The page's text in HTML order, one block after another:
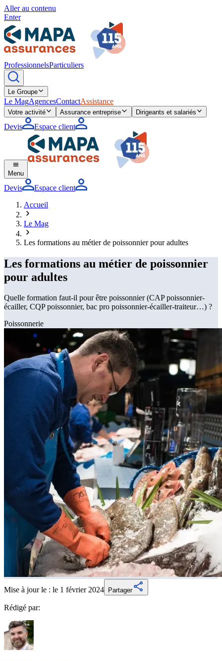
Aller au contenu
Enter
ProfessionnelsParticuliers
Le Groupe
Le MagAgencesContactAssistance
Votre activité Assurance entreprise Dirigeants et salariés
Devis Espace client
Menu
Devis
Espace client
Accueil
Le Mag
Les formations au métier de poissonnier pour adultes
Les formations au métier de poissonnier
pour adultes
Quelle formation faut-il pour être poissonnier (CAP poissonnier-
écailler, CQP poissonnier, bac pro poissonnier-écailler-traiteur…) ?
Poissonnerie
Mise à jour le : le 1 février 2024 Partager
Rédigé par: